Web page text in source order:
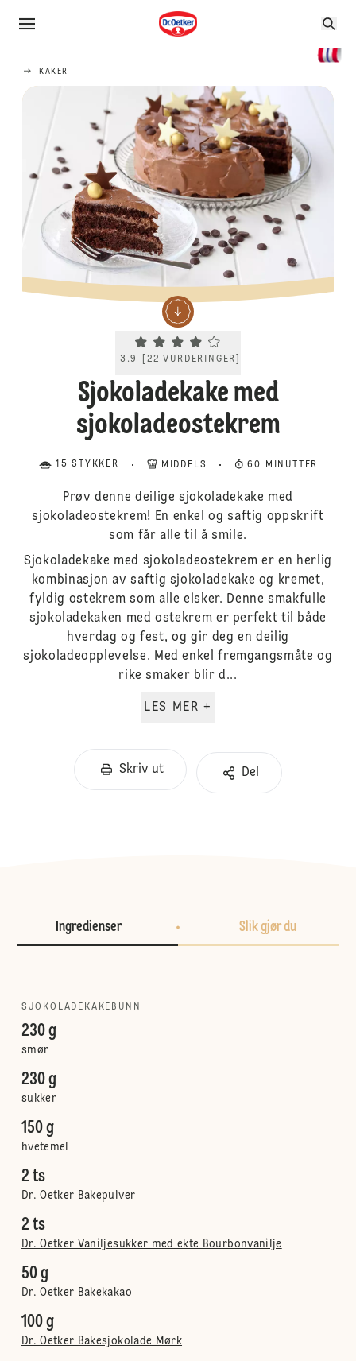
KAKER
Current rating 3.9. Click to rate.
3.9 [22 VURDERINGER
Sjokoladekake med
sjokoladeostekrem
15 STYKKER MIDDELS 60 MINUTTER
Prøv denne deilige sjokoladekake med
sjokoladeostekrem! En enkel og saftig oppskrift
som får alle til å smile.
Sjokoladekake med sjokoladeostekrem er en herlig
kombinasjon av saftig sjokoladekake og kremet,
fyldig ostekrem som alle elsker. Denne smakfulle
sjokoladekaken med ostekrem er perfekt til både
hverdag og fest, og gir deg en deilig
sjokoladeopplevelse. Med enkel fremgangsmåte og
rike smaker blir d...
LES MER +
Skriv ut Del
Ingredienser Slik gjør du
SJOKOLADEKAKEBUNN
230 g
smør
230 g
sukker
150 g
hvetemel
2 ts
Dr. Oetker Bakepulver
2 ts
Dr. Oetker Vaniljesukker med ekte Bourbonvanilje
50 g
Dr. Oetker Bakekakao
100 g
Dr. Oetker Bakesjokolade Mørk